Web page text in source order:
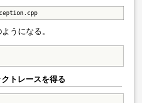
うになる。
トレースを得る